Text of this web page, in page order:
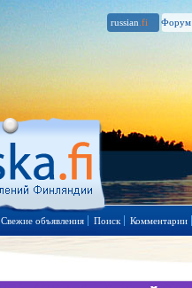
russian .fi Форум
Свежие объявления Поиск Комментарии